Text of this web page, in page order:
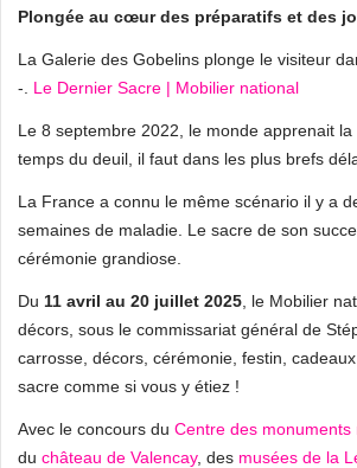
Plongée au cœur des préparatifs et des
La Galerie des Gobelins plonge le visiteur
-. Le Dernier Sacre | Mobilier national
Le 8 septembre 2022, le monde apprenait
temps du deuil, il faut dans les plus brefs
La France a connu le même scénario il y a
semaines de maladie. Le sacre de son
cérémonie grandiose.
Du 11 avril au 20 juillet 2025 , le Mobilier
décors, sous le commissariat général de
carrosse, décors, cérémonie, festin,
sacre comme si vous y étiez !
Avec le concours du Centre des monuments
du château de Valencay, des musées de la